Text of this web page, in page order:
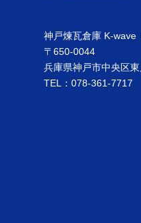
神戸煉瓦倉庫 K-wave
〒650-0044
兵庫県神戸市中央区
TEL：078-361-7717